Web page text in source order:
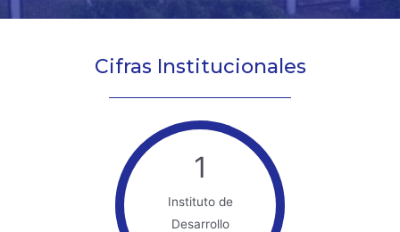
Cifras Institucionales
1
Instituto de
Desarrollo